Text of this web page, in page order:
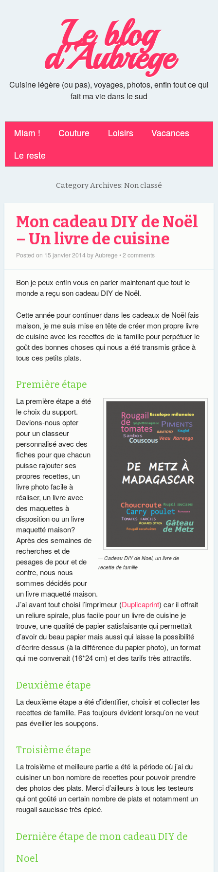
Le blog
d'Aubrege
Cuisine légère (ou pas), voyages, photos, enfin tout ce qui
fait ma vie dans le sud
Miam ! Couture Loisirs
Vacances
Le reste
Category Archives: Non classé
Mon cadeau DIY de Noël
– Un livre de cuisine
Posted on 15 janvier 2014byAubrege •2 comments
Bon je peux enfin vous en parler maintenant que tout le
monde a reçu son cadeau DIY de Noël.
Cette année pour continuer dans les cadeaux de Noël fais
maison, je me suis mise en tête de créer mon propre livre
de cuisine avec les recettes de la famille pour perpétuer le
goût des bonnes choses qui nous a été transmis grâce à
tous ces petits plats.
Première étape
Cadeau DIY de Noel, un livre de
recette de famille
La première étape a été
le choix du support.
Devions-nous opter
pour un classeur
personnalisé avec des
fiches pour que chacun
puisse rajouter ses
propres recettes, un
livre photo facile à
réaliser, un livre avec
des maquettes à
disposition ou un livre
maquetté maison?
Après des semaines de
recherches et de
pesages de pour et de
contre, nous nous
sommes décidés pour
un livre maquetté maison.
J’ai avant tout choisi l’imprimeur (Duplicaprint) car il offrait
un reliure spirale, plus facile pour un livre de cuisine je
trouve, une qualité de papier satisfaisante qui permettait
d’avoir du beau papier mais aussi qui laisse la possibilité
d’écrire dessus (à la différence du papier photo), un format
qui me convenait (16*24 cm) et des tarifs très attractifs.
Deuxième étape
La deuxième étape a été d’identifier, choisir et collecter les
recettes de famille. Pas toujours évident lorsqu’on ne veut
pas éveiller les soupçons.
Troisième étape
La troisième et meilleure partie a été la période où j’ai du
cuisiner un bon nombre de recettes pour pouvoir prendre
des photos des plats. Merci d’ailleurs à tous les testeurs
qui ont goûté un certain nombre de plats et notamment un
rougail saucisse très épicé.
Dernière étape de mon cadeau DIY de
Noel